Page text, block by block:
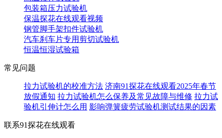
包装箱压力试验机
保温探花在线观看视频
钢管脚手架扣件试验机
汽车刹车片专用剪切试验机
恒温恒湿试验箱
常见问题
拉力试验机的校准方法 济南91探花在线观看2025年春节
放假通知 拉力试验机怎么保养及常见故障与维修 拉力试
验机引伸计怎么用 影响弹簧疲劳试验机测试结果的因素
联系91探花在线观看